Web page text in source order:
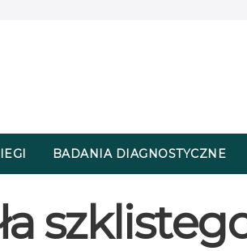
BADANIA DIAGNOSTYCZNE